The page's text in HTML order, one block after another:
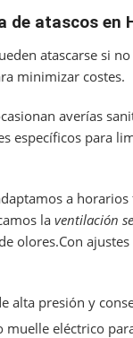
de atascos en
atascarse si
minimizar costes.
averías
específicos para
a
la ventilación
olores.Con
alta presión y
muelle eléctrico